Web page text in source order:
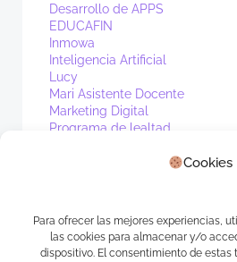
Cookies
Para ofrecer las mejores experiencias,
las cookies para almacenar y/o
dispositivo. El consentimiento de estas
Desarrollo de APPS
EDUCAFIN
Inmowa
Inteligencia Artificial
Lucy
Mari Asistente Docente
Marketing Digital
Programa de lealtad
WhatsApp
Meta